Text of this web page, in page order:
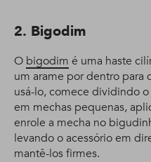
2. Bigodim
O bigodim é uma haste
um arame por dentro para
usá-lo, comece dividindo
em mechas pequenas,
enrole a mecha no
levando o acessório em
mantê-los firmes.